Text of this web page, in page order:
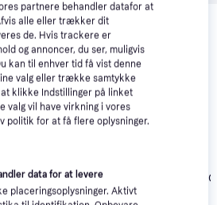
produkter, der matcher dine
Parabellum CCS
Travel 9'2" 7-24g
Parabellum
partnere behandler datafor at
alle eller trækker dit
de. Hvis trackere er
og annoncer, du ser, muligvis
kan til enhver tid få vist denne
valg eller trække samtykke
klikke Indstillinger på linket
valg vil have virkning i vores
politik for at få flere oplysninger.
data for at levere
placeringsoplysninger. Aktivt